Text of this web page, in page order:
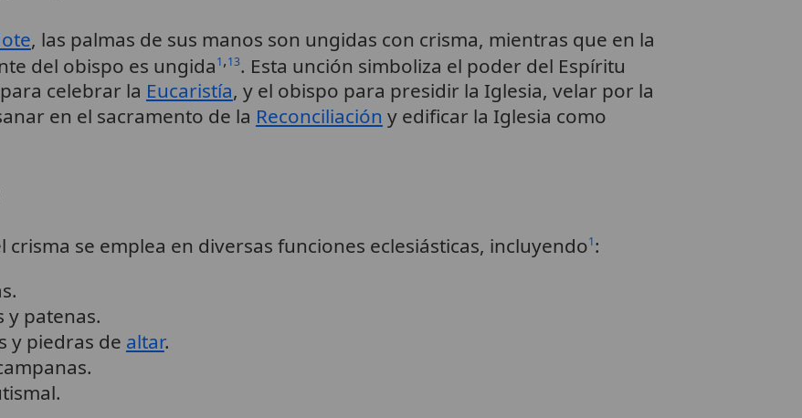
, las palmas de sus manos son ungidas con crisma, mientras que en la
del obispo es ungida1,13. Esta unción simboliza el poder del Espíritu
celebrar la Eucaristía, y el obispo para presidir la Iglesia, velar por la
en el sacramento de la Reconciliación y edificar la Iglesia como
crisma se emplea en diversas funciones eclesiásticas, incluyendo1:
y patenas.
y piedras de altar.